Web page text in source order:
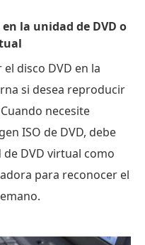
la unidad de DVD o
disco DVD en la
si desea reproducir
necesite
ISO de DVD, debe
DVD virtual como
para reconocer el